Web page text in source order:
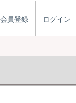
会員登録 ログイン